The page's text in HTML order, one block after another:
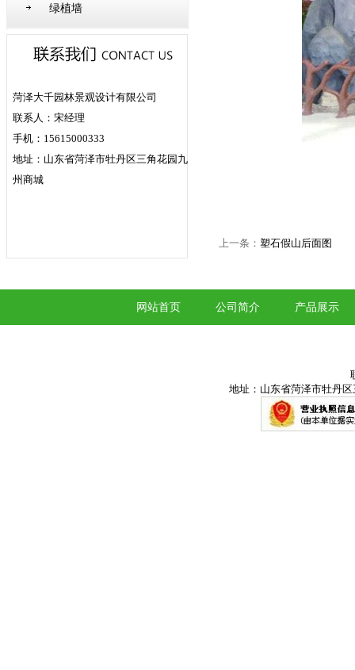
绿植墙
菏泽大千园林景观设计有限公司
联系人：宋经理
手机：15615000333
地址：山东省菏泽市牡丹区三角花园九
州商城
上一条：塑石假山后面图
网站首页 公司简介 产品展示
地址：山东省菏泽市牡丹